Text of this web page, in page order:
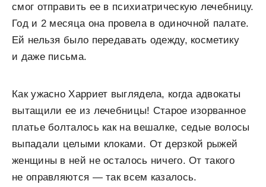
смог отправить ее в психиатрическую лечебницу.
Год и 2 месяца она провела в одиночной палате.
Ей нельзя было передавать одежду, косметику
и даже письма.
Как ужасно Харриет выглядела, когда адвокаты
вытащили ее из лечебницы! Старое изорванное
платье болталось как на вешалке, седые волосы
выпадали целыми клоками. От дерзкой рыжей
женщины в ней не осталось ничего. От такого
не оправляются — так всем казалось.